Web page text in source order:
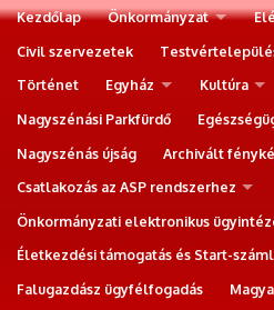
Kezdőlap Önkormányzat
Civil szervezetek
Történet
Egyház Kultúra
Nagyszénási Parkfürdő
Nagyszénás újság
Archivált
Csatlakozás az ASP rendszerhez
Önkormányzati elektronikus
Életkezdési támogatás és Start-
Falugazdász ügyfélfogadás